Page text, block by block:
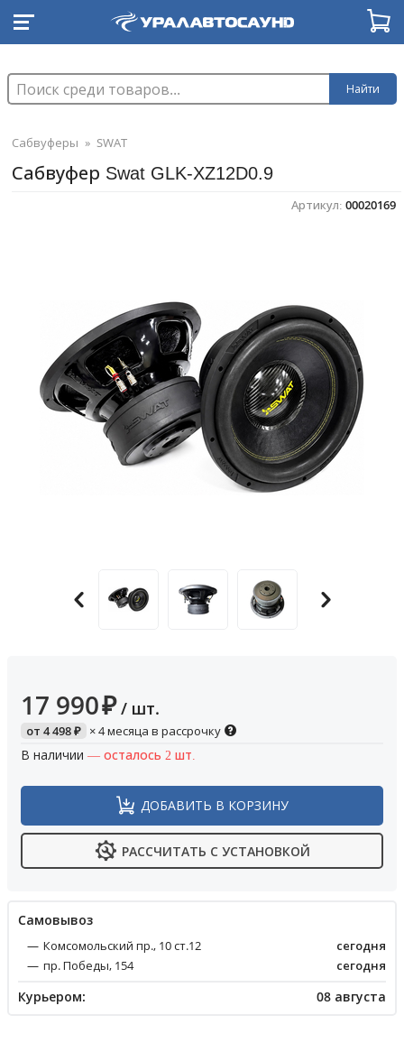
Найти
Сабвуферы » SWAT
Сабвуфер Swat GLK-XZ12D0.9
Артикул: 00020169
17 990₽ / шт.
от 4 498₽ × 4 месяца в рассрочку
В наличии — осталось 2 шт.
ДОБАВИТЬ В КОРЗИНУ
РАССЧИТАТЬ С УСТАНОВКОЙ
Cамовывоз
Комсомольский пр., 10 ст.12
сегодня
пр. Победы, 154
сегодня
Курьером: 08 августа